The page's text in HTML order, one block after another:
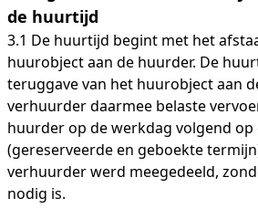
de huurtijd
3.1 De huurtijd begint met het
huurobject aan de huurder. De
teruggave van het huurobject aan
verhuurder daarmee belaste
huurder op de werkdag volgend
(gereserveerde en geboekte
verhuurder werd meegedeeld,
nodig is.